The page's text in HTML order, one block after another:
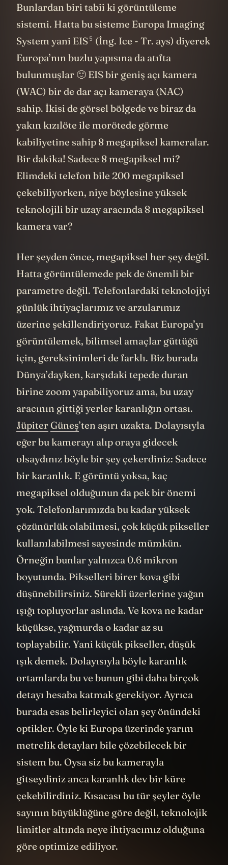
Bunlardan biri tabii ki görüntüleme
sistemi. Hatta bu sisteme Europa Imaging
System yani EIS5 (İng. Ice - Tr. ays) diyerek
Europa’nın buzlu yapısına da atıfta
bulunmuşlar 🙂 EIS bir geniş açı kamera
(WAC) bir de dar açı kameraya (NAC)
sahip. İkisi de görsel bölgede ve biraz da
yakın kızılöte ile morötede görme
kabiliyetine sahip 8 megapiksel kameralar.
Bir dakika! Sadece 8 megapiksel mi?
Elimdeki telefon bile 200 megapiksel
çekebiliyorken, niye böylesine yüksek
teknolojili bir uzay aracında 8 megapiksel
kamera var?
Her şeyden önce, megapiksel her şey değil.
Hatta görüntülemede pek de önemli bir
parametre değil. Telefonlardaki teknolojiyi
günlük ihtiyaçlarımız ve arzularımız
üzerine şekillendiriyoruz. Fakat Europa’yı
görüntülemek, bilimsel amaçlar güttüğü
için, gereksinimleri de farklı. Biz burada
Dünya’dayken, karşıdaki tepede duran
birine zoom yapabiliyoruz ama, bu uzay
aracının gittiği yerler karanlığın ortası.
JüpiterGüneş’ten aşırı uzakta. Dolayısıyla
eğer bu kamerayı alıp oraya gidecek
olsaydınız böyle bir şey çekerdiniz: Sadece
bir karanlık. E görüntü yoksa, kaç
megapiksel olduğunun da pek bir önemi
yok. Telefonlarımızda bu kadar yüksek
çözünürlük olabilmesi, çok küçük pikseller
kullanılabilmesi sayesinde mümkün.
Örneğin bunlar yalnızca 0.6 mikron
boyutunda. Pikselleri birer kova gibi
düşünebilirsiniz. Sürekli üzerlerine yağan
ışığı topluyorlar aslında. Ve kova ne kadar
küçükse, yağmurda o kadar az su
toplayabilir. Yani küçük pikseller, düşük
ışık demek. Dolayısıyla böyle karanlık
ortamlarda bu ve bunun gibi daha birçok
detayı hesaba katmak gerekiyor. Ayrıca
burada esas belirleyici olan şey önündeki
optikler. Öyle ki Europa üzerinde yarım
metrelik detayları bile çözebilecek bir
sistem bu. Oysa siz bu kamerayla
gitseydiniz anca karanlık dev bir küre
çekebilirdiniz. Kısacası bu tür şeyler öyle
sayının büyüklüğüne göre değil, teknolojik
limitler altında neye ihtiyacımız olduğuna
göre optimize ediliyor.